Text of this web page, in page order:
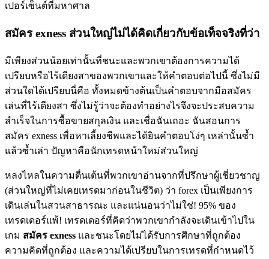
เปอร์เซ็นต์ที่มหาศาล
สมัคร exness ส่วนใหญ่ไม่ได้คิดเกี่ยวกับข้อเท็จจริงที่ว่า
มีเพียงส่วนน้อยเท่านั้นที่ชนะและพวกเขาต้องการความได้
เปรียบหรือไร้เดียงสาของพวกเขาและให้คำตอบต่อไปนี้ ซึ่งไม่มี
ส่วนใดได้เปรียบนี่คือ ทั้งหมดข้างต้นเป็นคำตอบจากมือสมัคร
เล่นที่ไร้เดียงสา ซึ่งไม่รู้ว่าจะต้องทำอย่างไรจึงจะประสบความ
สำเร็จในการซื้อขายสกุลเงิน และเชื่อฉันเถอะ ฉันสอนการ
สมัคร exness เพื่อหาเลี้ยงชีพและได้ยินคำตอบโง่ๆ เหล่านั้นซ้ำ
แล้วซ้ำเล่า ปัญหาคือนักเทรดหน้าใหม่ส่วนใหญ่
หลงไหลในความตื่นเต้นที่พวกเขาอ่านจากที่ปรึกษาผู้เชี่ยวชาญ
(ส่วนใหญ่ที่ไม่เคยเทรดมาก่อนในชีวิต) ว่า forex เป็นเพียงการ
เดินเล่นในสวนสาธารณะ และแน่นอนว่าไม่ใช่! 95% ของ
เทรดเดอร์แพ้! เทรดเดอร์ที่คิดว่าพวกเขากำลังจะเดินเข้าไปใน
เกม สมัคร exness และชนะโดยไม่ได้รับการศึกษาที่ถูกต้อง
ความคิดที่ถูกต้อง และความได้เปรียบในการเทรดที่กำหนดไว้